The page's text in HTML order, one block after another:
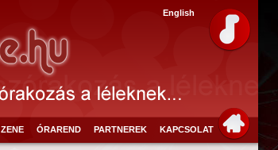
ZENE ÓRAREND PARTNEREK KAPCSOLAT
English